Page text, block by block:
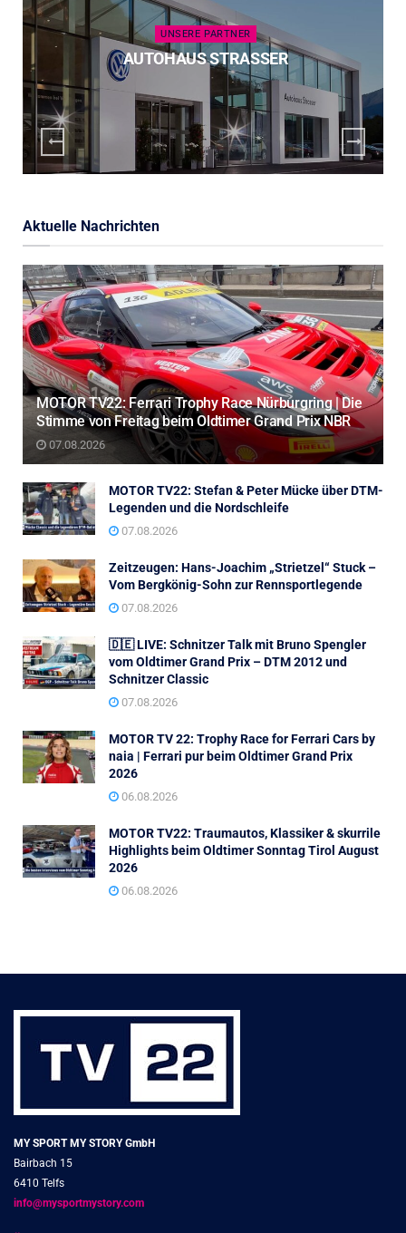
UNSERE PARTNER
AUTOHAUS STRASSER
Aktuelle Nachrichten
MOTOR TV22: Ferrari Trophy Race Nürburgring | Die
Stimme von Freitag beim Oldtimer Grand Prix NBR
07.08.2026
MOTOR TV22: Stefan & Peter Mücke über DTM-
Legenden und die Nordschleife
07.08.2026
Zeitzeugen: Hans-Joachim „Strietzel“ Stuck –
Vom Bergkönig-Sohn zur Rennsportlegende
07.08.2026
🇩🇪 LIVE: Schnitzer Talk mit Bruno Spengler
vom Oldtimer Grand Prix – DTM 2012 und
Schnitzer Classic
07.08.2026
MOTOR TV 22: Trophy Race for Ferrari Cars by
naia | Ferrari pur beim Oldtimer Grand Prix
2026
06.08.2026
MOTOR TV22: Traumautos, Klassiker & skurrile
Highlights beim Oldtimer Sonntag Tirol August
2026
06.08.2026
MY SPORT MY STORY GmbH
Bairbach 15
6410 Telfs
info@mysportmystory.com